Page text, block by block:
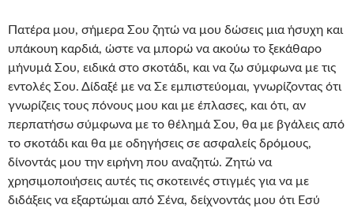
Πατέρα μου, σήμερα Σου ζητώ να μου δώσεις μια ήσυχη και
υπάκουη καρδιά, ώστε να μπορώ να ακούω το ξεκάθαρο
μήνυμά Σου, ειδικά στο σκοτάδι, και να ζω σύμφωνα με τις
εντολές Σου. Δίδαξέ με να Σε εμπιστεύομαι, γνωρίζοντας ότι
γνωρίζεις τους πόνους μου και με έπλασες, και ότι, αν
περπατήσω σύμφωνα με το θέλημά Σου, θα με βγάλεις από
το σκοτάδι και θα με οδηγήσεις σε ασφαλείς δρόμους,
δίνοντάς μου την ειρήνη που αναζητώ. Ζητώ να
χρησιμοποιήσεις αυτές τις σκοτεινές στιγμές για να με
διδάξεις να εξαρτώμαι από Σένα, δείχνοντάς μου ότι Εσύ